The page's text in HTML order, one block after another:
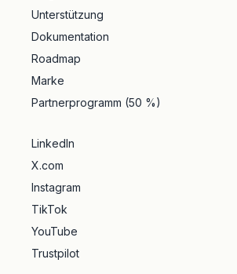
Unterstützung
Dokumentation
Roadmap
Marke
Partnerprogramm (50 %)
LinkedIn
X.com
Instagram
TikTok
YouTube
Trustpilot